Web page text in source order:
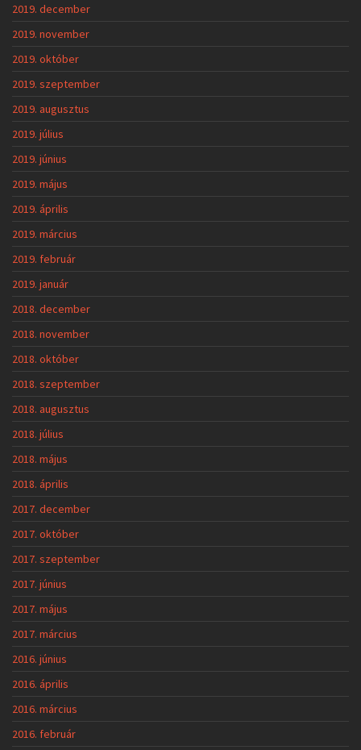
2019. december
2019. november
2019. október
2019. szeptember
2019. augusztus
2019. július
2019. június
2019. május
2019. április
2019. március
2019. február
2019. január
2018. december
2018. november
2018. október
2018. szeptember
2018. augusztus
2018. július
2018. május
2018. április
2017. december
2017. október
2017. szeptember
2017. június
2017. május
2017. március
2016. június
2016. április
2016. március
2016. február